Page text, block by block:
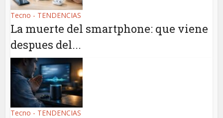
Tecno - TENDENCIAS
La muerte del smartphone: que viene
despues del...
Tecno - TENDENCIAS